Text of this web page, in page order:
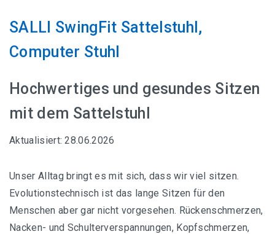
Trendoffice to-swift Sitzhocker
SALLI SwingFit Sattelstuhl, Computer Stuhl
TOPSTAR SI69 G20 Sitzhocker Sitness 20
SALLI SwingFit Sattelstuhl,
Computer Stuhl
Hochwertiges und gesundes Sitzen
mit dem Sattelstuhl
Aktualisiert: 28.06.2026
Unser Alltag bringt es mit sich, dass wir viel sitzen.
Evolutionstechnisch ist das lange Sitzen für den
Menschen aber gar nicht vorgesehen. Rückenschmerzen,
Nacken- und Schulterverspannungen, Kopfschmerzen,